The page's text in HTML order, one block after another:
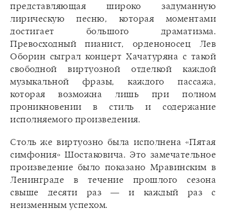
представляющая широко задуманную
лирическую песню, которая моментами
достигает большого драматизма.
Превосходный пианист, орденоносец Лев
Оборин сыграл концерт Хачатуряна с такой
свободной виртуозной отделкой каждой
музыкальной фразы, каждого пассажа,
которая возможна лишь при полном
проникновении в стиль и содержание
исполняемого произведения.
Столь же виртуозно была исполнена «Пятая
симфония» Шостаковича. Это замечательное
произведение было показано Мравинским в
Ленинграде в течение прошлого сезона
свыше десяти раз — и каждый раз с
неизменным успехом.